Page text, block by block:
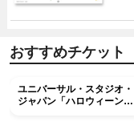
おすすめチケット
ユニバーサル・スタジオ・
ジャパン「ハロウィーン・